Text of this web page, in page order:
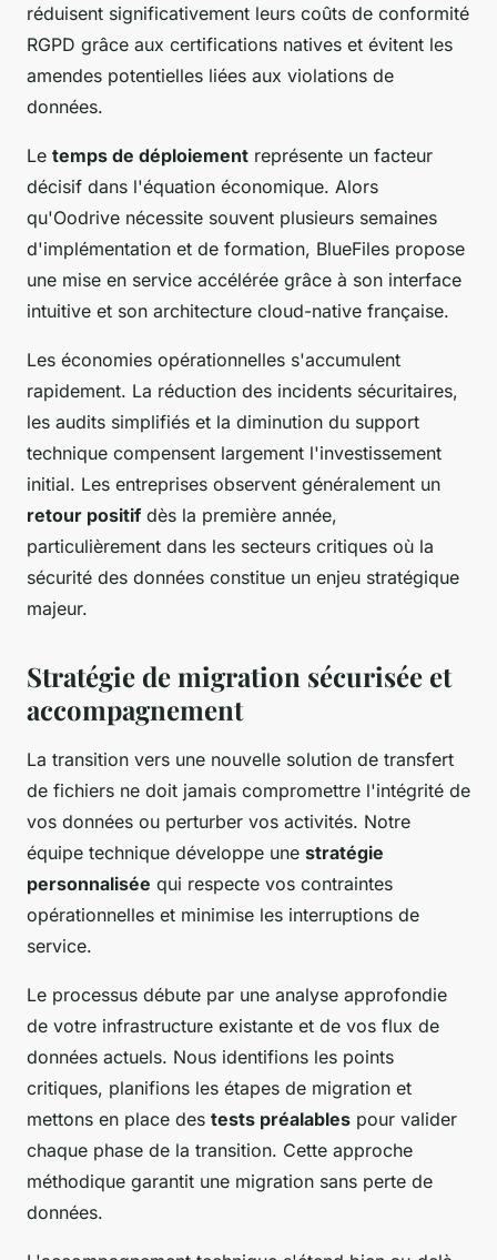
réduisent significativement leurs coûts de conformité
RGPD grâce aux certifications natives et évitent les
amendes potentielles liées aux violations de
données.
Le temps de déploiement représente un facteur
décisif dans l'équation économique. Alors
qu'Oodrive nécessite souvent plusieurs semaines
d'implémentation et de formation, BlueFiles propose
une mise en service accélérée grâce à son interface
intuitive et son architecture cloud-native française.
Les économies opérationnelles s'accumulent
rapidement. La réduction des incidents sécuritaires,
les audits simplifiés et la diminution du support
technique compensent largement l'investissement
initial. Les entreprises observent généralement un
retour positif dès la première année,
particulièrement dans les secteurs critiques où la
sécurité des données constitue un enjeu stratégique
majeur.
Stratégie de migration sécurisée et
accompagnement
La transition vers une nouvelle solution de transfert
de fichiers ne doit jamais compromettre l'intégrité de
vos données ou perturber vos activités. Notre
équipe technique développe une stratégie
personnalisée qui respecte vos contraintes
opérationnelles et minimise les interruptions de
service.
Le processus débute par une analyse approfondie
de votre infrastructure existante et de vos flux de
données actuels. Nous identifions les points
critiques, planifions les étapes de migration et
mettons en place des tests préalables pour valider
chaque phase de la transition. Cette approche
méthodique garantit une migration sans perte de
données.